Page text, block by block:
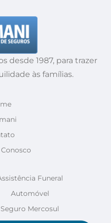
desde 1987, para trazer
às famílias.
Funeral
Automóvel
Seguro Mercosul